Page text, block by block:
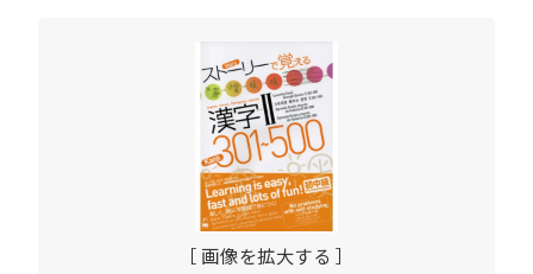
［ 画像を拡大する ］